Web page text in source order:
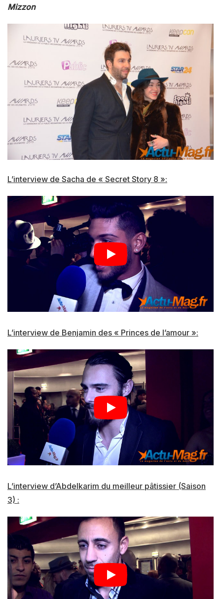
Mizzon
L’interview de Sacha de « Secret Story 8 »:
L’interview de Benjamin des « Princes de l’amour »:
L’interview d’Abdelkarim du meilleur pâtissier (Saison
3) :